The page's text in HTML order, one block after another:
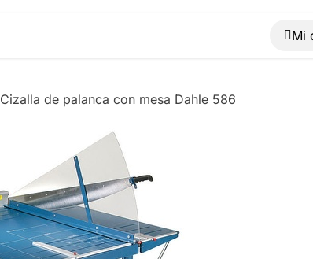
Cizalla de palanca con mesa Dahle 586